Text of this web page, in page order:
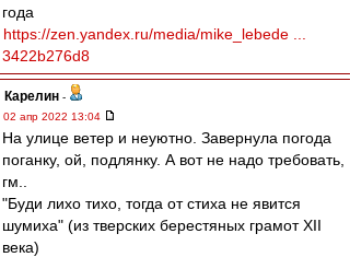
года
https://zen.yandex.ru/media/mike_lebede ...
3422b276d8
Карелин -
02 апр 2022 13:04
На улице ветер и неуютно. Завернула погода
поганку, ой, подлянку. А вот не надо требовать,
гм..
"Буди лихо тихо, тогда от стиха не явится
шумиха" (из тверских берестяных грамот XII
века)